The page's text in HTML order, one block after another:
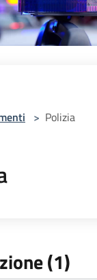
> Polizia
(1)